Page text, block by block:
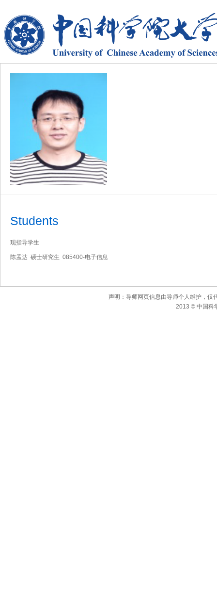
Students
现指导学生
陈孟达 硕士研究生 085400-电子信息
声明：导师网页信息由导师个人维护，仅
2013 © 中国科